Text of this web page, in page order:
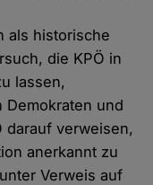
als historische
die KPÖ in
lassen,
Demokraten und
darauf verweisen,
anerkannt zu
Verweis auf